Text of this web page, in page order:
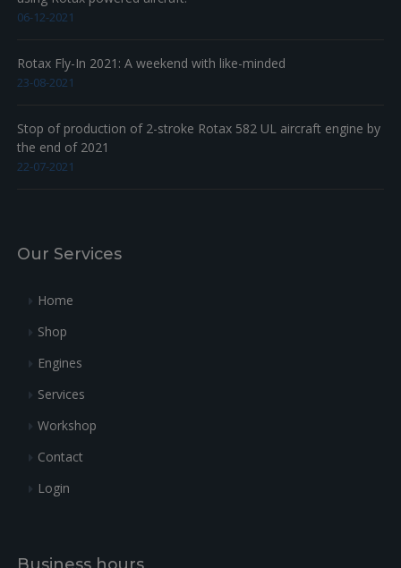
06-12-2021
Rotax Fly-In 2021: A weekend with like-minded
23-08-2021
Stop of production of 2-stroke Rotax 582 UL aircraft engine by
the end of 2021
22-07-2021
Our Services
Home
Shop
Engines
Services
Workshop
Contact
Login